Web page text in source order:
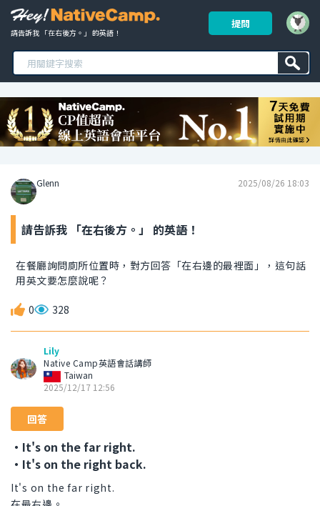
請告訴我 「在右後方。」 的英語！
提問
Glenn 2025/08/26 18:03
請告訴我 「在右後方。」 的英語！
在餐廳詢問廁所位置時，對方回答「在右邊的最裡面」，這句話
用英文要怎麼說呢？
0 328
Lily
Native Camp英語會話講師
Taiwan
2025/12/17 12:56
回答
・It's on the far right.
・It's on the right back.
It's on the far right.